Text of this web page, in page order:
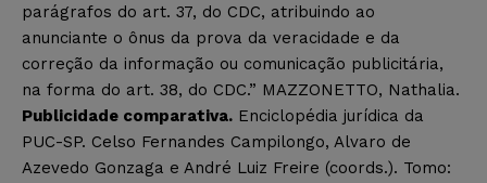
parágrafos do art. 37, do CDC, atribuindo ao
anunciante o ônus da prova da veracidade e da
correção da informação ou comunicação publicitária,
na forma do art. 38, do CDC.” MAZZONETTO, Nathalia.
Publicidade comparativa. Enciclopédia jurídica da
PUC-SP. Celso Fernandes Campilongo, Alvaro de
Azevedo Gonzaga e André Luiz Freire (coords.). Tomo: